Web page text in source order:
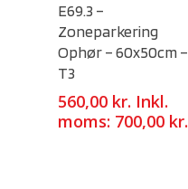
E69.3 –
Zoneparkering
Ophør – 60x50cm –
T3
560,00 kr. Inkl.
moms: 700,00 kr.